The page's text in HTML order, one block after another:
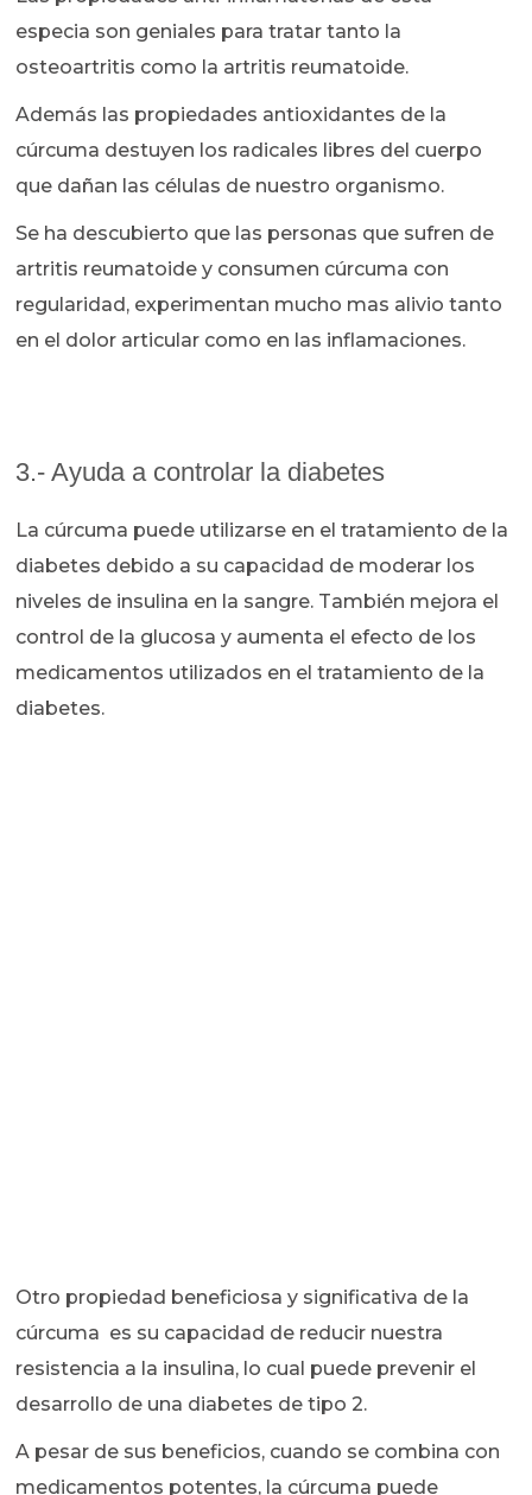
especia son geniales para tratar tanto la
osteoartritis como la artritis reumatoide.
Además las propiedades antioxidantes de la
cúrcuma destuyen los radicales libres del cuerpo
que dañan las células de nuestro organismo.
Se ha descubierto que las personas que sufren de
artritis reumatoide y consumen cúrcuma con
regularidad, experimentan mucho mas alivio tanto
en el dolor articular como en las inflamaciones.
3.- Ayuda a controlar la diabetes
La cúrcuma puede utilizarse en el tratamiento de la
diabetes debido a su capacidad de moderar los
niveles de insulina en la sangre. También mejora el
control de la glucosa y aumenta el efecto de los
medicamentos utilizados en el tratamiento de la
diabetes.
Otro propiedad beneficiosa y significativa de la
cúrcuma es su capacidad de reducir nuestra
resistencia a la insulina, lo cual puede prevenir el
desarrollo de una diabetes de tipo 2.
A pesar de sus beneficios, cuando se combina con
medicamentos potentes, la cúrcuma puede